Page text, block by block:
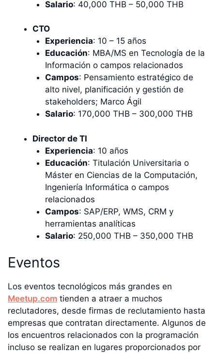
Salario: 40,000 THB – 50,000 THB
CTO
Experiencia: 10 – 15 años
Educación: MBA/MS en Tecnología de la
Información o campos relacionados
Campos: Pensamiento estratégico de
alto nivel, planificación y gestión de
stakeholders; Marco Ágil
Salario: 170,000 THB – 300,000 THB
Director de TI
Experiencia: 10 años
Educación: Titulación Universitaria o
Máster en Ciencias de la Computación,
Ingeniería Informática o campos
relacionados
Campos: SAP/ERP, WMS, CRM y
herramientas analíticas
Salario: 250,000 THB – 350,000 THB
Eventos
Los eventos tecnológicos más grandes en
Meetup.com tienden a atraer a muchos
reclutadores, desde firmas de reclutamiento hasta
empresas que contratan directamente. Algunos de
los encuentros relacionados con la programación
incluso se realizan en lugares proporcionados por